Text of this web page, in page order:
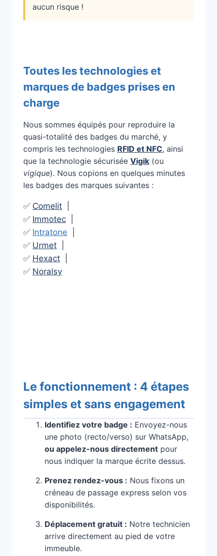
aucun risque !
Toutes les technologies et
marques de badges prises en
charge
Nous sommes équipés pour reproduire la
quasi-totalité des badges du marché, y
compris les technologies RFID et NFC, ainsi
que la technologie sécurisée Vigik (ou
vigique). Nous copions en quelques minutes
les badges des marques suivantes :
✅ Comelit
✅ Immotec
✅ Intratone
✅ Urmet
✅ Hexact
✅ Noralsy
Le fonctionnement : 4 étapes
simples et sans engagement
Identifiez votre badge : Envoyez-nous
une photo (recto/verso) sur WhatsApp,
ou appelez-nous directement pour
nous indiquer la marque écrite dessus.
Prenez rendez-vous : Nous fixons un
créneau de passage express selon vos
disponibilités.
Déplacement gratuit : Notre technicien
arrive directement au pied de votre
immeuble.